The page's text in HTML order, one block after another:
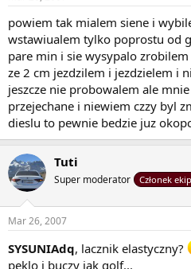
powiem tak mialem siene i
wstawiualem tylko poprostu od
pare min i sie wysypalo
ze 2 cm jezdzilem i jezdzielem i
jeszcze nie probowalem ale
przejechane i niewiem czzy byl
dieslu to pewnie bedzie juz
Tuti
Super moderator Członek
Mar 26, 2007
SYSUNIAdq, lacznik elastyczny?
peklo i buczy jak golf...